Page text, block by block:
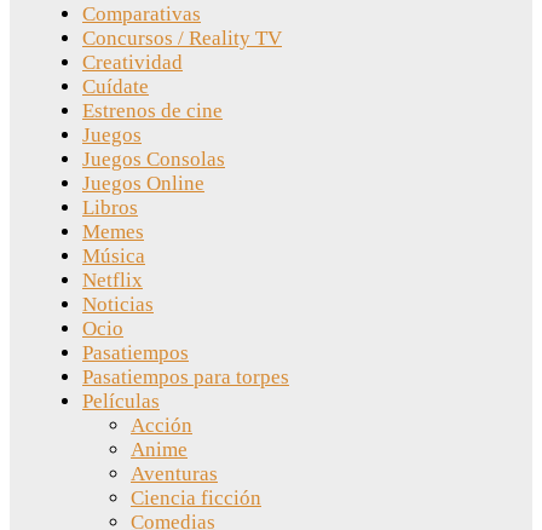
Comparativas
Concursos / Reality TV
Creatividad
Cuídate
Estrenos de cine
Juegos
Juegos Consolas
Juegos Online
Libros
Memes
Música
Netflix
Noticias
Ocio
Pasatiempos
Pasatiempos para torpes
Películas
Acción
Anime
Aventuras
Ciencia ficción
Comedias